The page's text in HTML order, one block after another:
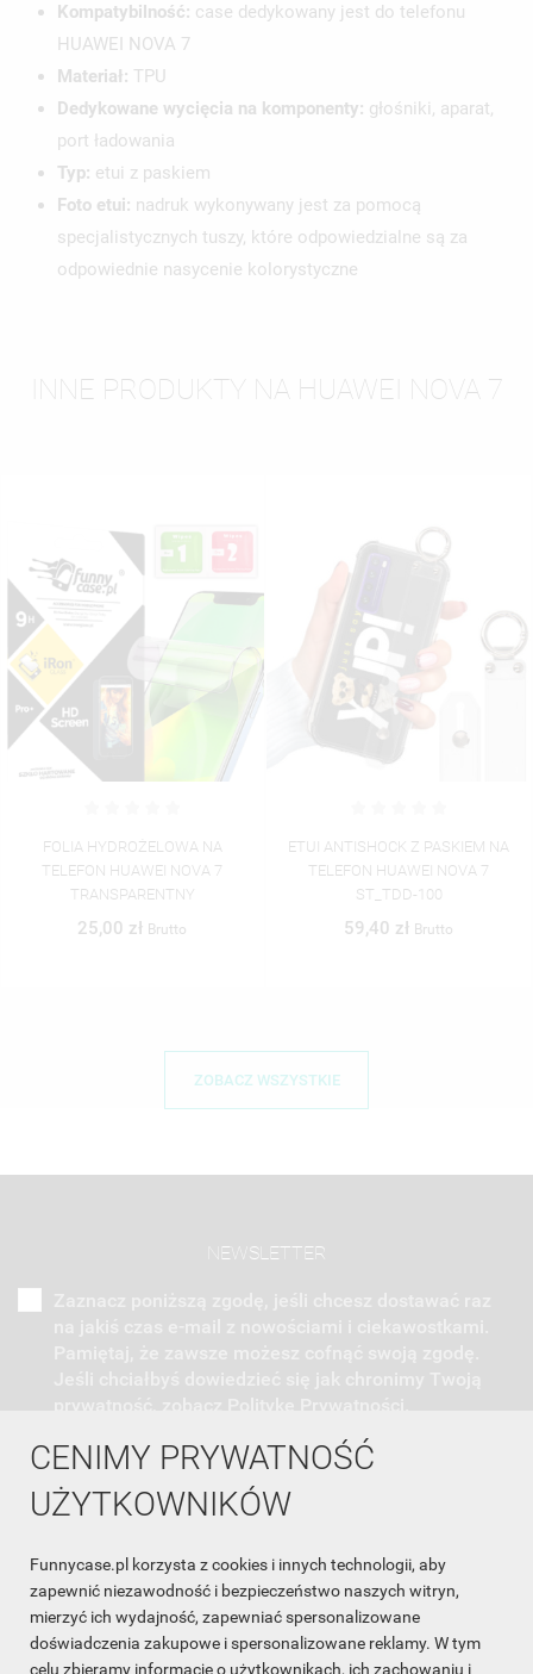
CENIMY PRYWATNOŚĆ
UŻYTKOWNIKÓW
Funnycase.pl korzysta z cookies i innych technologii, aby
zapewnić niezawodność i bezpieczeństwo naszych witryn,
mierzyć ich wydajność, zapewniać spersonalizowane
doświadczenia zakupowe i spersonalizowane reklamy. W tym
celu zbieramy informacje o użytkownikach, ich zachowaniu i
Kompatybilność: case dedykowany jest do telefonu
HUAWEI NOVA 7
Materiał: TPU
Dedykowane wycięcia na komponenty: głośniki, aparat,
port ładowania
Typ: etui z paskiem
Foto etui: nadruk wykonywany jest za pomocą
specjalistycznych tuszy, które odpowiedzialne są za
odpowiednie nasycenie kolorystyczne
INNE PRODUKTY NA HUAWEI NOVA 7
ETUI ANTISHOCK Z PASKIEM NA
TELEFON HUAWEI NOVA 7
ST_TDD-100
59,40 zł Brutto
ETUI ANTISHOCK Z PASKIEM NA
TELEFON HUAWEI NOVA 7
ST_TDD-102
59,40 zł Brutto
ZOBACZ WSZYSTKIE
NEWSLETTER
INFORMACJA O SKLEPIE
INFORMACJE